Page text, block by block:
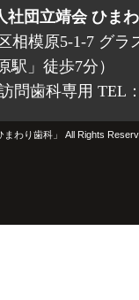
社団立靖会 ひま
相模原5-1-7 グラ
駅」徒歩7分）
問歯科専用 TEL
わり歯科」 All Rights